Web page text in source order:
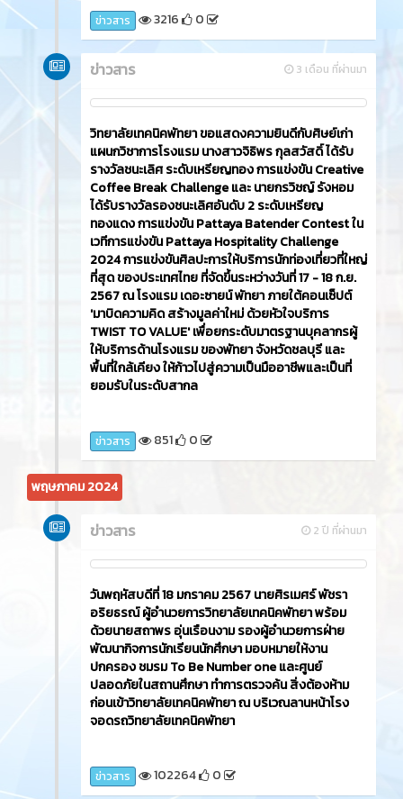
ข่าวสาร 3216 0
3 เดือน ที่ผ่านมา
ข่าวสาร
วิทยาลัยเทคนิคพัทยา ขอแสดงความยินดีกับศิษย์เก่า
แผนกวิชาการโรงแรม นางสาวจิธิพร กุลสวัสดิ์ ได้รับ
รางวัลชนะเลิศ ระดับเหรียญทอง การแข่งขัน Creative
Coffee Break Challenge และ นายกรวิชญ์ รังหอม
ได้รับรางวัลรองชนะเลิศอันดับ 2 ระดับเหรียญ
ทองแดง การแข่งขัน Pattaya Batender Contest ใน
เวทีการแข่งขัน Pattaya Hospitality Challenge
2024 การแข่งขันศิลปะการให้บริการนักท่องเที่ยวที่ใหญ่
ที่สุด ของประเทศไทย ที่จัดขึ้นระหว่างวันที่ 17 - 18 ก.ย.
2567 ณ โรงแรม เดอะซายน์ พัทยา ภายใต้คอนเซ็ปต์
'มาบิดความคิด สร้างมูลค่าใหม่ ด้วยหัวใจบริการ
TWIST TO VALUE' เพื่อยกระดับมาตรฐานบุคลากรผู้
ให้บริการด้านโรงแรม ของพัทยา จังหวัดชลบุรี และ
พื้นที่ใกล้เคียง ให้ก้าวไปสู่ความเป็นมืออาชีพและเป็นที่
ยอมรับในระดับสากล
ข่าวสาร 851 0
พฤษภาคม 2024
2 ปี ที่ผ่านมา
ข่าวสาร
วันพฤหัสบดีที่ 18 มกราคม 2567 นายศิรเมศร์ พัชรา
อริยธรณ์ ผู้อำนวยการวิทยาลัยเทคนิคพัทยา พร้อม
ด้วยนายสถาพร อุ่นเรือนงาม รองผู้อำนวยการฝ่าย
พัฒนากิจการนักเรียนนักศึกษา มอบหมายให้งาน
ปกครอง ชมรม To Be Number one และศูนย์
ปลอดภัยในสถานศึกษา ทำการตรวจค้น สิ่งต้องห้าม
ก่อนเข้าวิทยาลัยเทคนิคพัทยา ณ บริเวณลานหน้าโรง
จอดรถวิทยาลัยเทคนิคพัทยา
ข่าวสาร 102264 0